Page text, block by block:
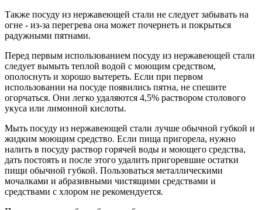
Также посуду из нержавеющей стали не следует забывать на
огне - из-за перегрева она может почернеть и покрыться
радужными пятнами.
Перед первым использованием посуду из нержавеющей стали
следует вымыть теплой водой с моющим средством,
ополоснуть и хорошо вытереть. Если при первом
использовании на посуде появились пятна, не спешите
огорчаться. Они легко удаляются 4,5% раствором столового
укуса или лимонной кислоты.
Мыть посуду из нержавеющей стали лучше обычной губкой и
жидким моющим средство. Если пища пригорела, нужно
налить в посуду раствор горячей воды и моющего средства,
дать постоять и после этого удалить пригоревшие остатки
пищи обычной губкой. Пользоваться металлическими
мочалками и абразивными чистящими средствами и
средствами с хлором не рекомендуется.